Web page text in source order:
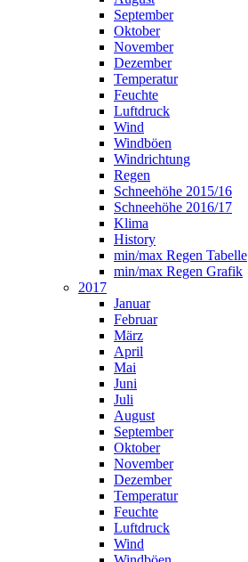
September
Oktober
November
Dezember
Temperatur
Feuchte
Luftdruck
Wind
Windböen
Windrichtung
Regen
Schneehöhe 2015/16
Schneehöhe 2016/17
Klima
History
min/max Regen Tabelle
min/max Regen Grafik
2017
Januar
Februar
März
April
Mai
Juni
Juli
August
September
Oktober
November
Dezember
Temperatur
Feuchte
Luftdruck
Wind